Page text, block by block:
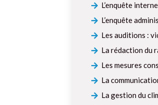
L’enquête
L’enquête
Les auditions :
La rédaction du
Les mesures
La
La gestion du